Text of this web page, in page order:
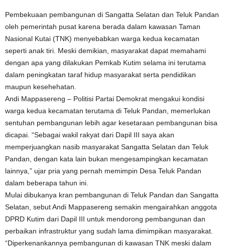
Pembekuaan pembangunan di Sangatta Selatan dan Teluk Pandan
oleh pemerintah pusat karena berada dalam kawasan Taman
Nasional Kutai (TNK) menyebabkan warga kedua kecamatan
seperti anak tiri. Meski demikian, masyarakat dapat memahami
dengan apa yang dilakukan Pemkab Kutim selama ini terutama
dalam peningkatan taraf hidup masyarakat serta pendidikan
maupun kesehehatan.
Andi Mappasereng – Politisi Partai Demokrat mengakui kondisi
warga kedua kecamatan terutama di Teluk Pandan, memerlukan
sentuhan pembangunan lebih agar kesetaraan pembangunan bisa
dicapai. “Sebagai wakil rakyat dari Dapil III saya akan
memperjuangkan nasib masyarakat Sangatta Selatan dan Teluk
Pandan, dengan kata lain bukan mengesampingkan kecamatan
lainnya,” ujar pria yang pernah memimpin Desa Teluk Pandan
dalam beberapa tahun ini.
Mulai dibukanya kran pembangunan di Teluk Pandan dan Sangatta
Selatan, sebut Andi Mappasereng semakin mengairahkan anggota
DPRD Kutim dari Dapil III untuk mendorong pembangunan dan
perbaikan infrastruktur yang sudah lama dimimpikan masyarakat.
“Diperkenankannya pembangunan di kawasan TNK meski dalam